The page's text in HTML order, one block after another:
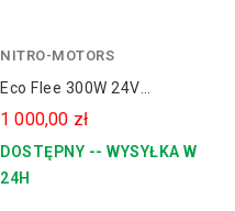
biały
NITRO-MOTORS
Eco Flee 300W 24V
Elektryczny Mini Cross Dla
Dziecka
1 000,00 zł
DOSTĘPNY -- WYSYŁKA W
24H